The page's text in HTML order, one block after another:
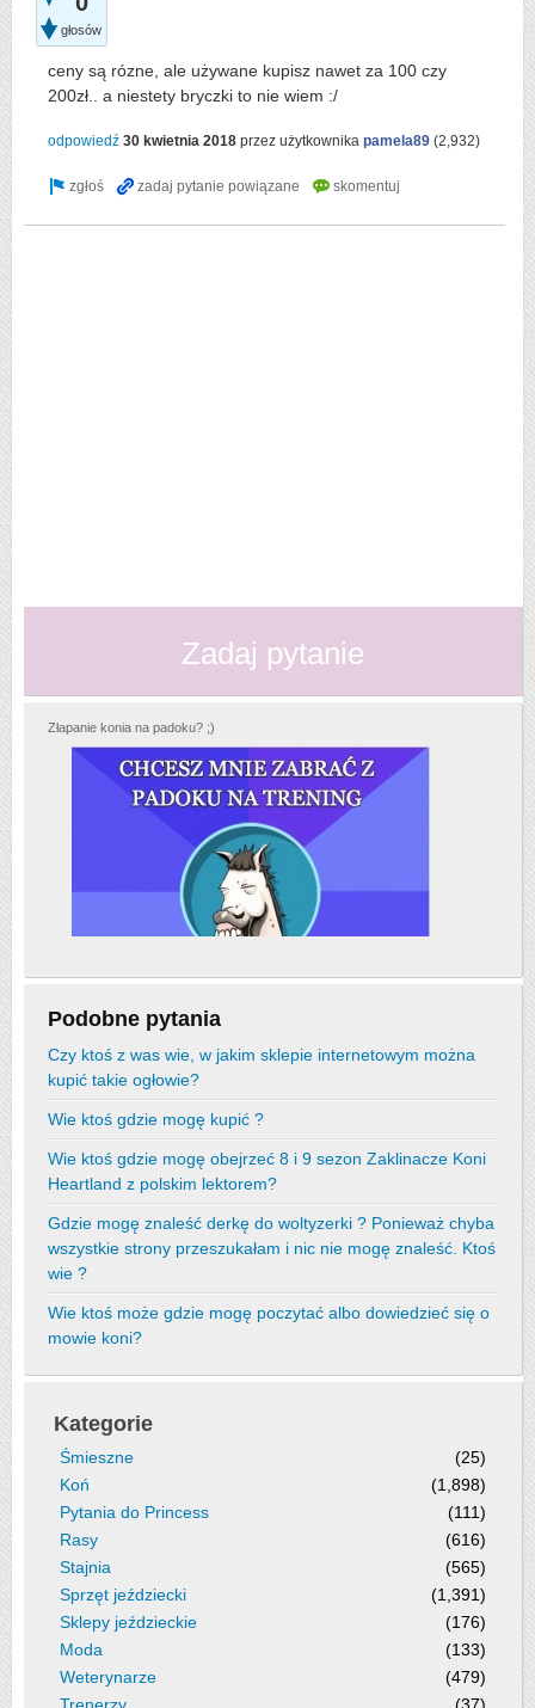
głosów
ceny są rózne, ale używane kupisz nawet za 100 czy
200zł.. a niestety bryczki to nie wiem :/
odpowiedź 30 kwietnia 2018 przez użytkownika pamela89 (2,932)
Zadaj pytanie
Złapanie konia na padoku? ;)
Podobne pytania
Czy ktoś z was wie, w jakim sklepie internetowym można
kupić takie ogłowie?
Wie ktoś gdzie mogę kupić ?
Wie ktoś gdzie mogę obejrzeć 8 i 9 sezon Zaklinacze Koni
Heartland z polskim lektorem?
Gdzie mogę znaleść derkę do woltyzerki ? Ponieważ chyba
wszystkie strony przeszukałam i nic nie mogę znaleść. Ktoś
wie ?
Wie ktoś może gdzie mogę poczytać albo dowiedzieć się o
mowie koni?
Kategorie
Śmieszne
(25)
Koń
(1,898)
Pytania do Princess
(111)
Rasy
(616)
Stajnia
(565)
Sprzęt jeździecki
(1,391)
Sklepy jeździeckie
(176)
Moda
(133)
Weterynarze
(479)